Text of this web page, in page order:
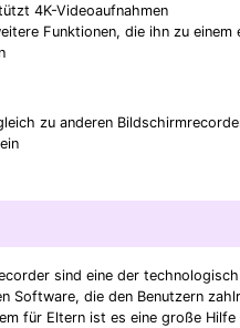
4K-Videoaufnahmen
Funktionen, die ihn zu einem
zu anderen
sind eine der
Software, die den Benutzern
für Eltern ist es eine große Hilfe